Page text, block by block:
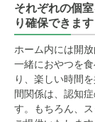
それぞれの個
り確保できます
ホーム内には開
一緒におやつを
り、楽しい時間
間関係は、認知
す。もちろん、